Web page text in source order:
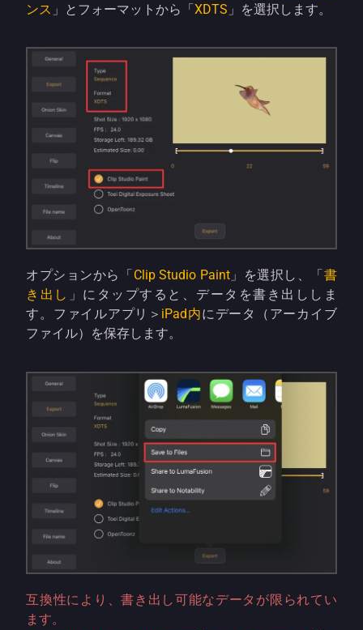
ンス 」とフォーマットから「XDTS 」を選択します。
オプションから「 Clip Studio Paint」を選択し、「 書
き出し 」にタップすると、データを書き出ししま
す。ファイルアプリ＞ iPad内にデータ（アーカイブ
ファイル）を保存します。
互換性により、書き出し可能なデータが限られてい
ます。